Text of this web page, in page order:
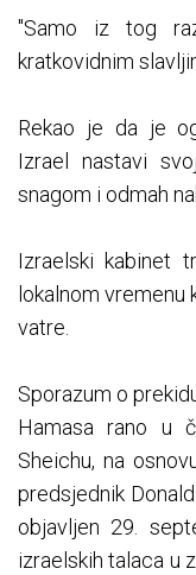
"Samo iz tog
kratkovidnim
Rekao je da je
Izrael nastavi
snagom i odmah
Izraelski kabinet
lokalnom
vatre.
Sporazum o
Hamasa rano u
Sheichu, na
predsjednik
objavljen 29.
izraelskih talaca u